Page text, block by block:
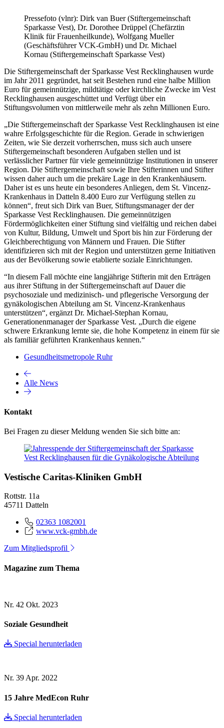
Pressefoto (vlnr): Dirk van Buer (Stiftergemeinschaft
Sparkasse Vest), Dr. Dorothee Drüppel (Chefärztin
Klinik für Frauenheilkunde), Wolfgang Mueller
(Geschäftsführer VCK-GmbH) und Dr. Michael
Kornau (Stiftergemeinschaft Sparkasse Vest)
Die Stiftergemeinschaft der Sparkasse Vest Recklinghausen wurde
im Jahr 2011 gegründet, hat seit Bestehen rund eine halbe Million
Euro für gemeinnützige, mildtätige oder kirchliche Zwecke im Vest
Recklinghausen ausgeschüttet und Verfügt über ein
Stiftungsvolumen von mittlerweile mehr als zehn Millionen Euro.
„Die Stiftergemeinschaft der Sparkasse Vest Recklinghausen ist eine
wahre Erfolgsgeschichte für die Region. Gerade in schwierigen
Zeiten, wie Sie derzeit vorherrschen, muss sich auch unsere
Stiftergemeinschaft besonderen Aufgaben stellen und ist
verlässlicher Partner für viele gemeinnützige Institutionen in unserer
Region. Die Stiftergemeinschaft sowie Ihre Stifterinnen und Stifter
wissen daher auch um die prekäre Lage in den Krankenhäusern.
Daher ist es uns heute ein besonderes Anliegen, dem St. Vincenz-
Krankenhaus in Datteln 8.400 Euro zur Verfügung stellen zu
können“, freut sich Dirk van Buer, Stiftungsmanager der der
Sparkasse Vest Recklinghausen. Die gemeinnützigen
Fördermöglichkeiten einer Stiftung sind vielfältig und reichen dabei
von Kultur, Bildung, Umwelt und Sport bis hin zur Förderung der
Gleichberechtigung von Männern und Frauen. Die Stifter
identifizieren sich mit der Region und unterstützen gerne Initiativen
aus der Bevölkerung sowie etablierte soziale Einrichtungen.
“In diesem Fall möchte eine langjährige Stifterin mit den Erträgen
aus ihrer Stiftung in der Stiftergemeinschaft auf Dauer die
psychosoziale und medizinisch- und pflegerische Versorgung der
gynäkologischen Abteilung am St. Vincenz-Krankenhaus
unterstützen“, ergänzt Dr. Michael-Stephan Kornau,
Generationenmanager der Sparkasse Vest. „Durch die eigene
schwere Erkrankung lernte sie, die hohe Kompetenz in einem für sie
als familiär geführten Krankenhaus kennen.“
Gesundheitsmetropole Ruhr
Alle News
Kontakt
Bei Fragen zu dieser Meldung wenden Sie sich bitte an:
Vestische Caritas-Kliniken GmbH
Rottstr. 11a
45711 Datteln
02363 1082001
www.vck-gmbh.de
Zum Mitgliedsprofil
Magazine zum Thema
Nr. 42 Okt. 2023
Soziale Gesundheit
Special herunterladen
Nr. 39Apr. 2022
15 Jahre MedEcon Ruhr
Special herunterladen